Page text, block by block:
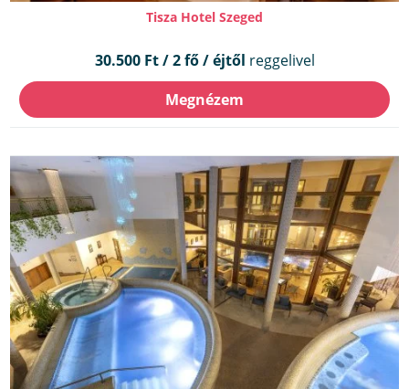
Tisza Hotel Szeged
30.500 Ft / 2 fő / éjtől reggelivel
Megnézem